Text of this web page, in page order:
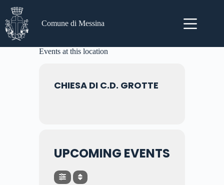
contenuto
Comune di Messina
Events at this location
CHIESA DI C.D. GROTTE
UPCOMING EVENTS